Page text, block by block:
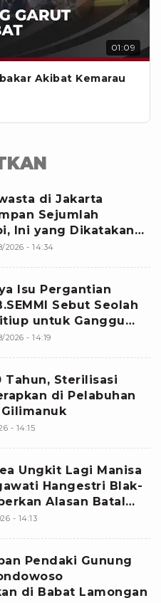
01:09
Akibat Kemarau
di Jakarta
Sejumlah
Ini yang Dikatakan
2026 - 14:34
Isu Pergantian
Sebut Seolah
untuk Ganggu
2026 - 14:19
Tahun, Sterilisasi
di Pelabuhan
- 14:15
Ungkit Lagi Manisa
Hangestri Blak-
Alasan Batal
Voli Turki
- 14:13
Pendaki Gunung
di Babat Lamongan